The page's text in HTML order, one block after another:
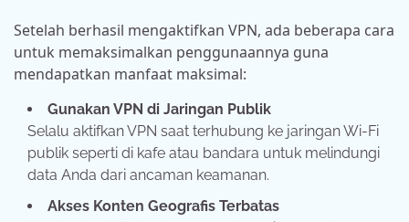
Setelah berhasil mengaktifkan VPN, ada beberapa cara
untuk memaksimalkan penggunaannya guna
mendapatkan manfaat maksimal:
Gunakan VPN di Jaringan Publik
Selalu aktifkan VPN saat terhubung ke jaringan Wi-Fi
publik seperti di kafe atau bandara untuk melindungi
data Anda dari ancaman keamanan.
Akses Konten Geografis Terbatas